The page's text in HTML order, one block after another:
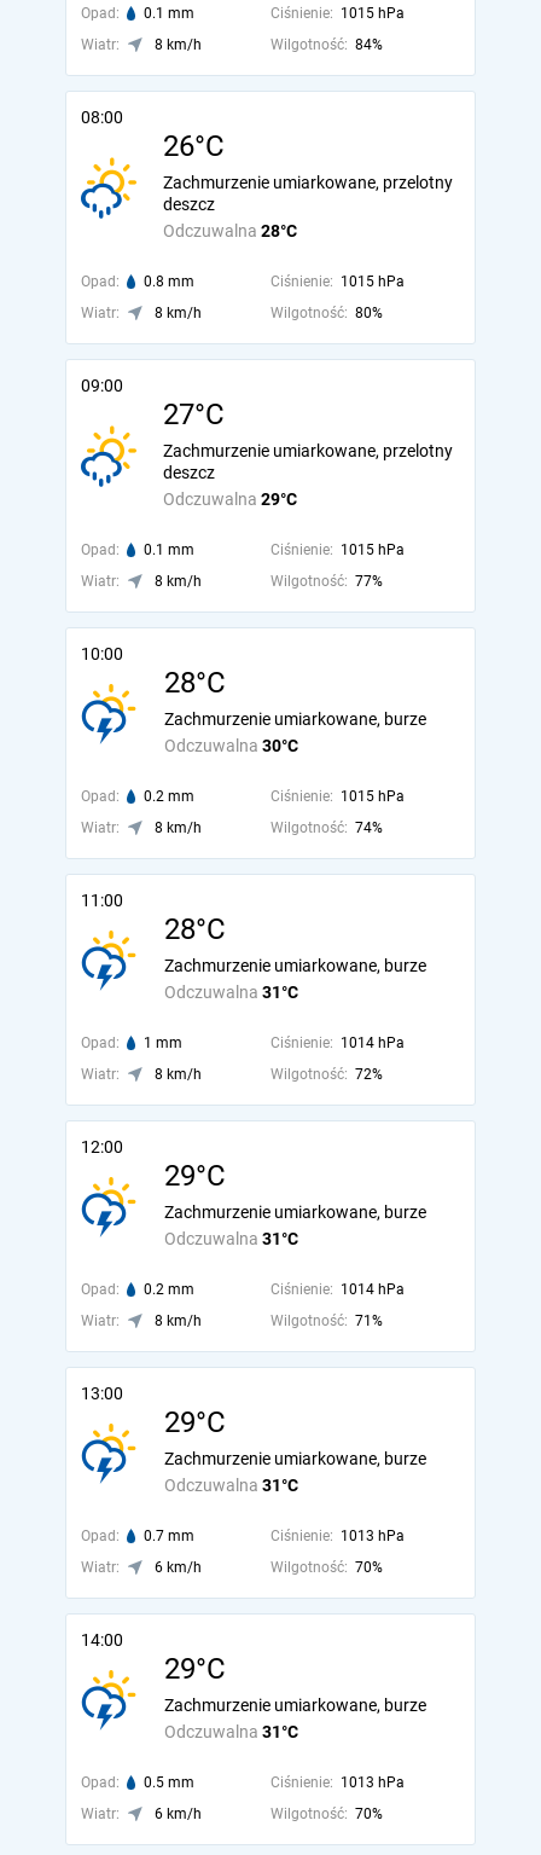
Opad: 0.1 mm Ciśnienie: 1015 hPa
Wiatr:
8 km/h Wilgotność: 84%
08:00
26°C
Odczuwalna 28°C
Zachmurzenie umiarkowane, przelotny
deszcz
Opad: 0.8 mm Ciśnienie: 1015 hPa
Wiatr:
8 km/h Wilgotność: 80%
09:00
27°C
Odczuwalna 29°C
Zachmurzenie umiarkowane, przelotny
deszcz
Opad: 0.1 mm Ciśnienie: 1015 hPa
Wiatr:
8 km/h Wilgotność: 77%
10:00
28°C
Odczuwalna 30°C
Zachmurzenie umiarkowane, burze
Opad: 0.2 mm Ciśnienie: 1015 hPa
Wiatr:
8 km/h Wilgotność: 74%
11:00
28°C
Odczuwalna 31°C
Zachmurzenie umiarkowane, burze
Opad: 1 mm Ciśnienie: 1014 hPa
Wiatr:
8 km/h Wilgotność: 72%
12:00
29°C
Odczuwalna 31°C
Zachmurzenie umiarkowane, burze
Opad: 0.2 mm Ciśnienie: 1014 hPa
Wiatr:
8 km/h Wilgotność: 71%
13:00
29°C
Odczuwalna 31°C
Zachmurzenie umiarkowane, burze
Opad: 0.7 mm Ciśnienie: 1013 hPa
Wiatr:
6 km/h Wilgotność: 70%
14:00
29°C
Odczuwalna 31°C
Zachmurzenie umiarkowane, burze
Opad: 0.5 mm Ciśnienie: 1013 hPa
Wiatr:
6 km/h Wilgotność: 70%